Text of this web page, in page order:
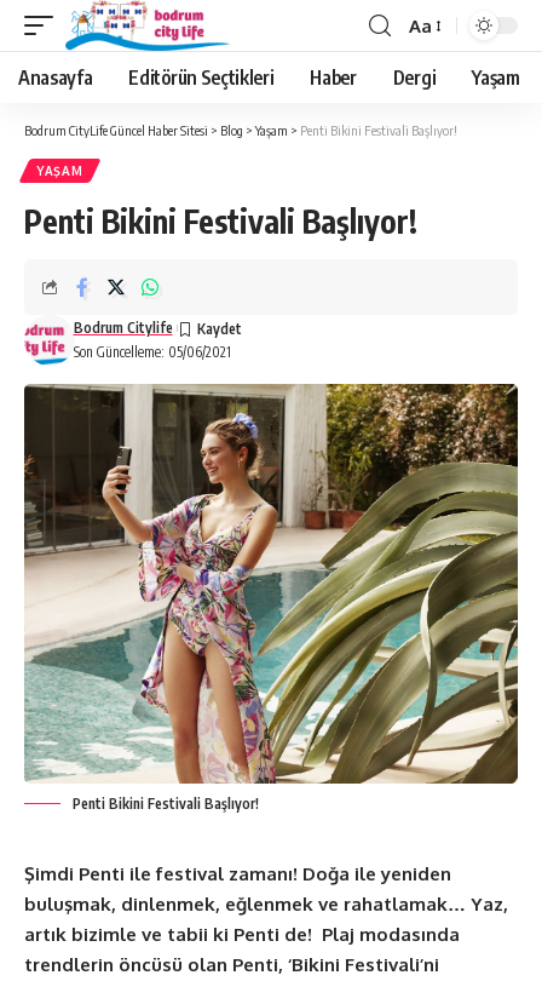
Aa
Anasayfa Editörün Seçtikleri Haber Dergi Yaşam
Bodrum CityLife Güncel Haber Sitesi > Blog >Yaşam > Penti Bikini Festivali Başlıyor!
YAŞAM
Penti Bikini Festivali Başlıyor!
Son Güncelleme: 05/06/2021
Bodrum Citylife
Penti Bikini Festivali Başlıyor!
Şimdi Penti ile festival zamanı! Doğa ile yeniden
buluşmak, dinlenmek, eğlenmek ve rahatlamak… Yaz,
artık bizimle ve tabii ki Penti de! Plaj modasında
trendlerin öncüsü olan Penti, ‘Bikini Festivali’ni